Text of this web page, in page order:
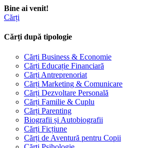
Bine ai venit!
Cărți
Cărți după tipologie
Cărți Business & Economie
Cărți Educație Financiară
Cărți Antreprenoriat
Cărți Marketing & Comunicare
Cărți Dezvoltare Personală
Cărți Familie & Cuplu
Cărți Parenting
Biografii și Autobiografii
Cărți Ficțiune
Cărți de Aventură pentru Copii